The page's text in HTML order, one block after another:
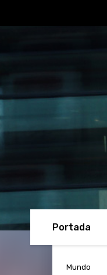
Portada
Mundo